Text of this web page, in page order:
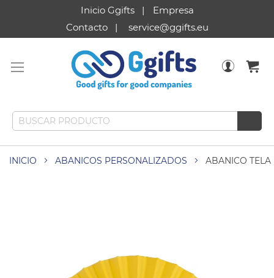
Inicio Ggifts
Empresa
Contacto
service@ggifts.eu
INICIO ABANICOS PERSONALIZADOS ABANICO TELA